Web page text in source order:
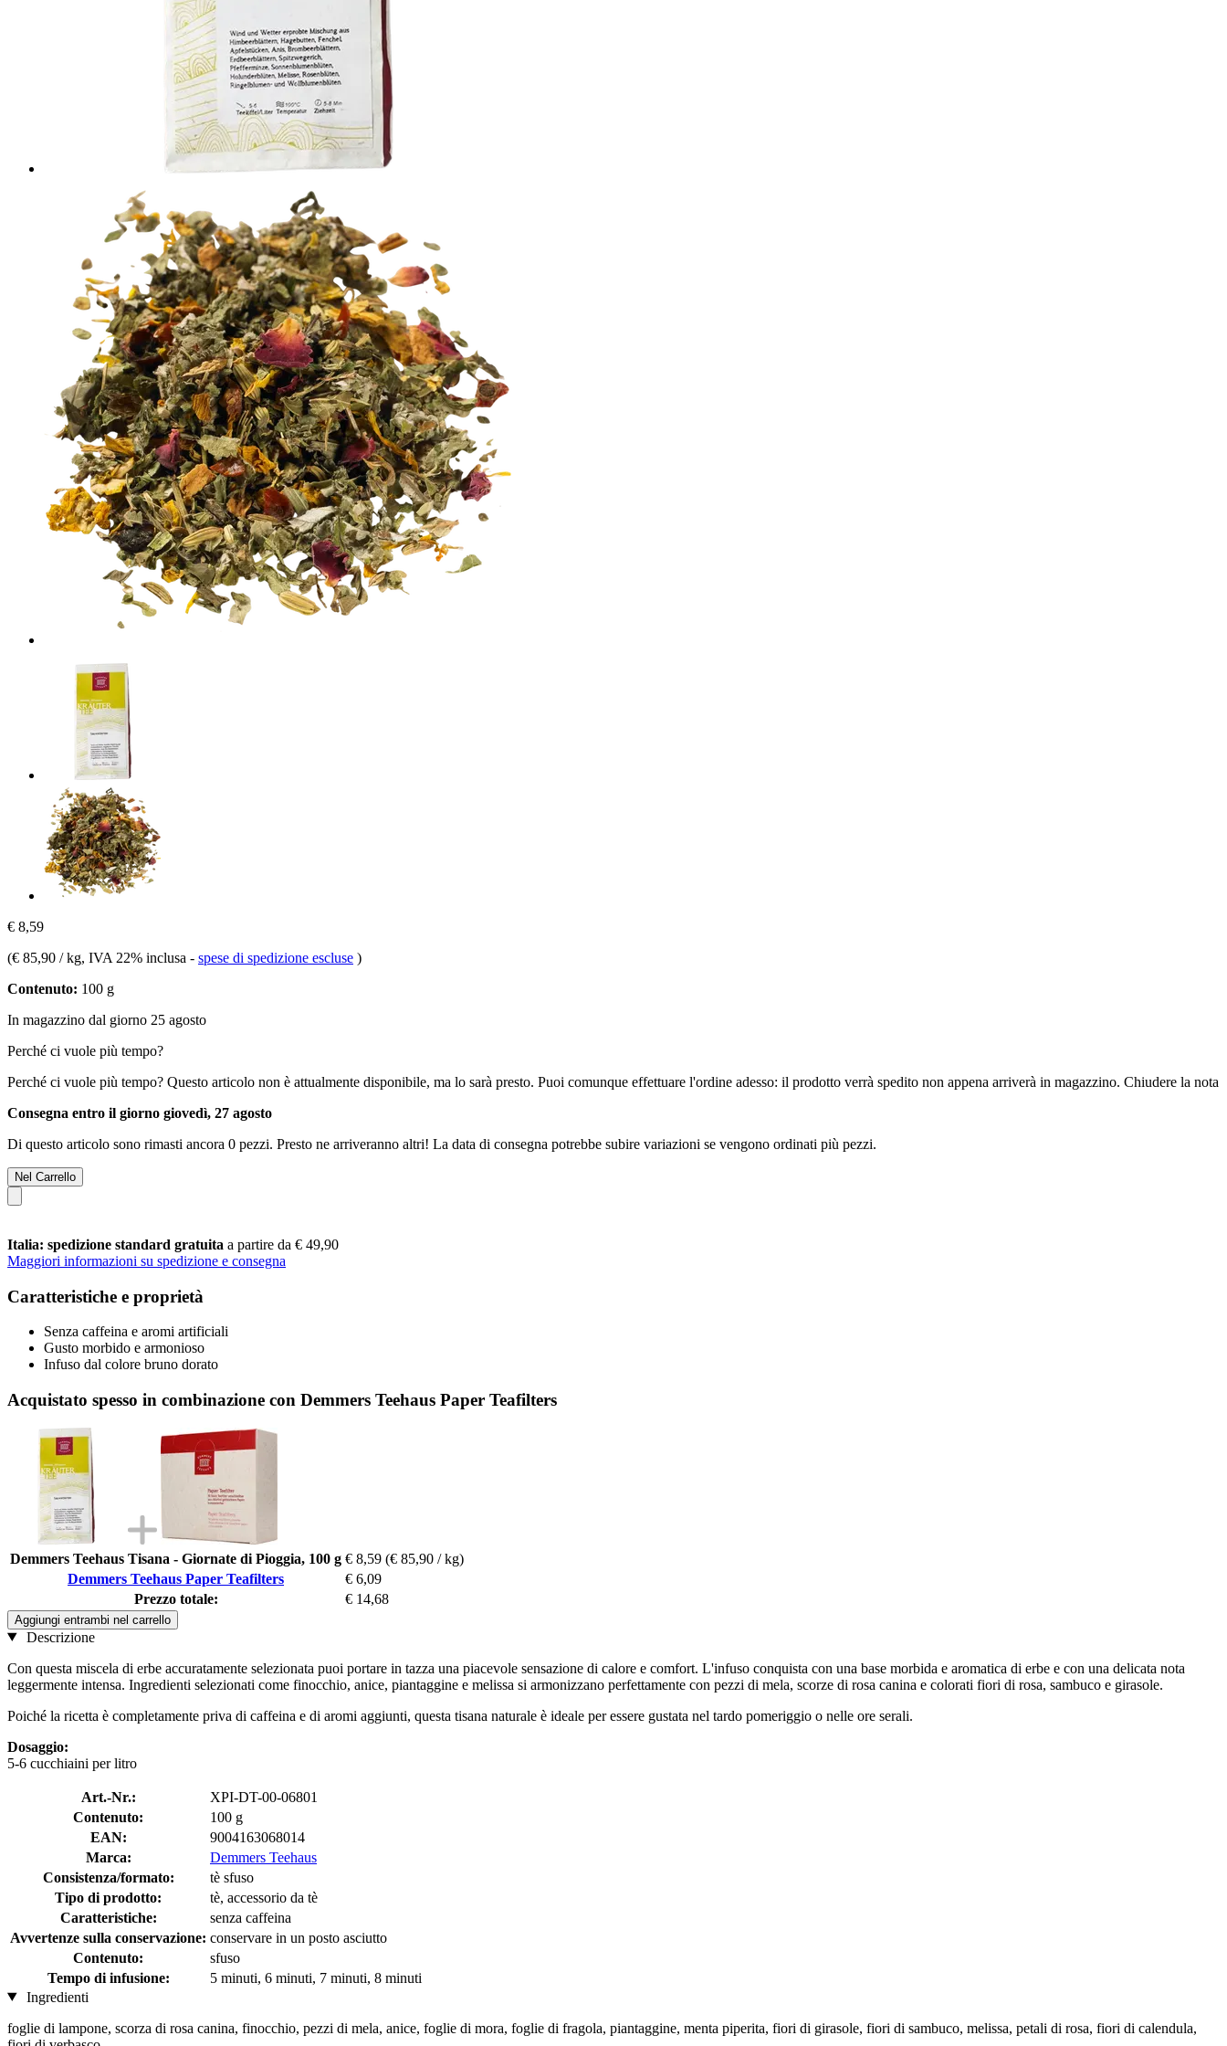
€ 8,59
(€ 85,90 / kg, IVA 22% inclusa - spese di spedizione escluse )
Contenuto: 100 g
In magazzino dal giorno 25 agosto
Perché ci vuole più tempo?
Perché ci vuole più tempo? Questo articolo non è attualmente disponibile, ma lo sarà presto. Puoi comunque effettuare l'ordine adesso: il prodotto verrà spedito non appena arriverà in magazzino. Chiudere la nota
Consegna entro il giorno giovedì, 27 agosto
Di questo articolo sono rimasti ancora 0 pezzi. Presto ne arriveranno altri! La data di consegna potrebbe subire variazioni se vengono ordinati più pezzi.
Nel Carrello
Italia: spedizione standard gratuita a partire da € 49,90
Maggiori informazioni su spedizione e consegna
Caratteristiche e proprietà
Senza caffeina e aromi artificiali
Gusto morbido e armonioso
Infuso dal colore bruno dorato
Acquistato spesso in combinazione con Demmers Teehaus Paper Teafilters
Demmers Teehaus Tisana - Giornate di Pioggia, 100 g € 8,59 (€ 85,90 / kg)
Demmers Teehaus Paper Teafilters
€ 6,09
Prezzo totale:
€ 14,68
Aggiungi entrambi nel carrello
Descrizione
Con questa miscela di erbe accuratamente selezionata puoi portare in tazza una piacevole sensazione di calore e comfort. L'infuso conquista con una base morbida e aromatica di erbe e con una delicata nota
leggermente intensa. Ingredienti selezionati come finocchio, anice, piantaggine e melissa si armonizzano perfettamente con pezzi di mela, scorze di rosa canina e colorati fiori di rosa, sambuco e girasole.
Poiché la ricetta è completamente priva di caffeina e di aromi aggiunti, questa tisana naturale è ideale per essere gustata nel tardo pomeriggio o nelle ore serali.
Dosaggio:
5-6 cucchiaini per litro
Art.-Nr.:
XPI-DT-00-06801
Contenuto:
100 g
EAN:
9004163068014
Marca:
Demmers Teehaus
Consistenza/formato:
tè sfuso
Tipo di prodotto:
tè, accessorio da tè
Caratteristiche:
senza caffeina
Avvertenze sulla conservazione: conservare in un posto asciutto
Contenuto:
sfuso
Tempo di infusione:
5 minuti, 6 minuti, 7 minuti, 8 minuti
Ingredienti
foglie di lampone, scorza di rosa canina, finocchio, pezzi di mela, anice, foglie di mora, foglie di fragola, piantaggine, menta piperita, fiori di girasole, fiori di sambuco, melissa, petali di rosa, fiori di calendula,